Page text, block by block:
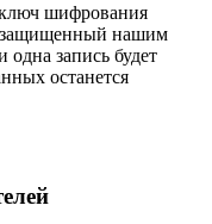
шифрования
защищенный нашим
запись будет
останется